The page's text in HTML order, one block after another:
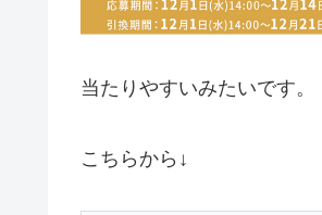
当たりやすいみたいです。
こちらから↓